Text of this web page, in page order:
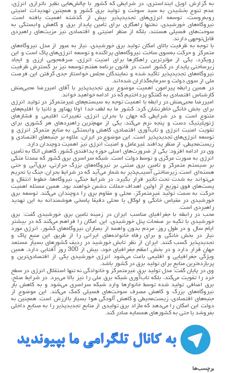
به گزارش اویل اینداستری، در شرایطی که کشور با چالش‌هایی نظیر ناترازی انرژی،
عدم تنوع بخشیدن به سبد سوخت و تولید برق کشور و همچنین تهدیدات امنیتی
روبه‌روست، توسعه انرژی‌های تجدیدپذیر بیش از گذشته اهمیت یافته است.
نیروگاه‌های خورشیدی، نه‌تنها راهکاری برای تأمین پایدار برق و کاهش وابستگی به
سوخت‌های فسیلی هستند، بلکه از منظر امنیتی و اقتصادی نیز مزیت‌های راهبردی
قابل‌توجهی دارند.
با توجه به ظرفیت بالای امکان تولید برق خورشیدی، نیاز به عبور از مدل نیروگاه‌های
متمرکز و حرکت به‌سوی ساخت نیروگاه‌های پراکنده و توسعه انرژی‌های پاک است و این
رویکرد، یکی از مؤثرترین راهکارها برای امنیت انرژی، صرفه‌جویی ارزی و ایجاد
زیرساختی پایدار در کشور است. در قانون برنامه هفتم توسعه نیز بر گسترش ظرفیت
نیروگاه‌های تجدیدپذیر تأکید شده و نمایندگان مجلس خواستار جدی گرفتن این فرصت
ملی از سوی دولت و سرمایه‌گذاران شده‌اند.
در همین رابطه پیرامون اهمیت موضوع برق تجدیدپذیر با آقای امیررضا محبی‌منش
کارشناس اقتصادی به گفتگو پرداختیم که در ادامه خواهید خواند.
امیررضا محبی‌منش در رابطه با اهمیت توجه به سیستم‌های غیرمتمرکز در تولید انرژی
برای بخش خانگی خاطرنشان کرد: کشور ما به لطف خدا اولا پهناور و ثانیا با اقلیم‌های
متنوع است و در شرایطی که جهان با بحران انرژی، تغییرات اقلیمی و فشارهای
ژئوپلیتیک دست و پنجه نرم می‌کند، یکی از مهم‌ترین راهبردهای هر کشوری برای
تقویت امنیت انرژی و تاب‌آوری اقتصادی، کاهش وابستگی به منابع متمرکز انرژی و
توسعه انرژی‌های تجدیدپذیر است. این موضوع در ایران، علاوه بر جنبه‌های اقتصادی و
زیست‌محیطی، از منظر پدافند غیرعامل و امنیت انرژی نیز اهمیت دوچندان دارد.
وی در ادامه افزود: یکی از ضرورت‌های اصلی حوزه پدافندی کشور، کاهش اتکا به تأمین
انرژی به صورت مرکزی و توسط دولت است. شبکه سراسری برق کشور که عمدتاً متکی
بر سیستم متمرکز و تامین برق مبتنی بر نیروگاه‌های بزرگ حرارتی، برق‌آبی و حتی
هسته‌ای است، زیرساختی آسیب‌پذیر به شمار می‌آید که در شرایط بحران، جنگ یا تحریم
می‌تواند به شدت تحت تأثیر قرار بگیرد. در شرایط جنگی، نیروگاه‌ها، خطوط انتقال و
پست‌های فوق توزیع از اولین اهداف حملات دشمن خواهند بود. همین مسئله اهمیت
حرکت به سمت تولید غیرمتمرکز، محلی و مقاوم برق را دوچندان می‌کند. توسعه برق
خورشیدی در مقیاس خانگی و لوکال یا محلی دقیقاً پاسخی هوشمندانه به این تهدید
راهبردی است.
محب در رابطه با جغرافیای مناسب ایران در زمینه تامین برق خورشیدی گفت: برق
خورشیدی با تکیه بر صفحات پنل خورشیدی، این امکان را فراهم می‌کند که در بیشتر
ایام سال و در طول روز، مردم بدون واهمه از بمباران نیروگاه‌های کشور، انرژی مورد
نیاز در بخش خانگی و برای رفاه خانواده‌های ایرانی را از طریق این منبع پاک و
تجدیدپذیر کسب کنند. ایران از نظر تابش خورشید در ردیف کشورهای بسیار مستعد
جهان قرار دارد و در بخش اعظم جغرافیای خود، بیش از 300 روز آفتابی دارد. همین
ویژگی جغرافیایی و اقلیمی باعث می‌شود انرژی خورشیدی یکی از اقتصادی‌ترین و
پربازده‌ترین منابع برای تولید برق در کشور باشد.
وی در پایان گفت: مدل تولید برق غیرمتمرکز و خانوادگی نه تنها استقلال انرژی در سطح
خرد را تقویت می‌کند، بلکه تاب‌آوری شبکه برق ملی را نیز بالا می‌برد. در شرایط صلح،
برق اضافی تولید شده توسط خانوارها وارد شبکه سراسری می‌شود و به کاهش بار
نیروگاه‌های بزرگ و کاهش مصرف سوخت‌های فسیلی کمک می‌کند. این موضوع از
جنبه‌های اقتصادی، زیست‌محیطی و کاهش آلودگی هوا بسیار باارزش است. همچنین به
دولت این امکان را می‌دهد که مازاد برق تولیدی از منابع تجدیدپذیر را به صنایع داخلی
بفروشد یا حتی به کشورهای همسایه صادر کند.
برچسب‌ها